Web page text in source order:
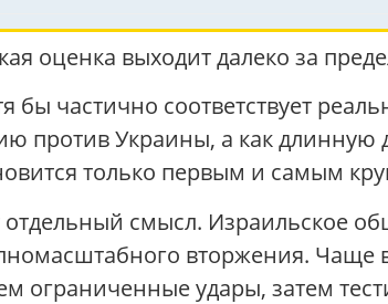
оценка выходит далеко за
бы частично соответствует
против Украины, а как длинную
только первым и самым
смысл. Израильское
вторжения.
ограниченные удары, затем